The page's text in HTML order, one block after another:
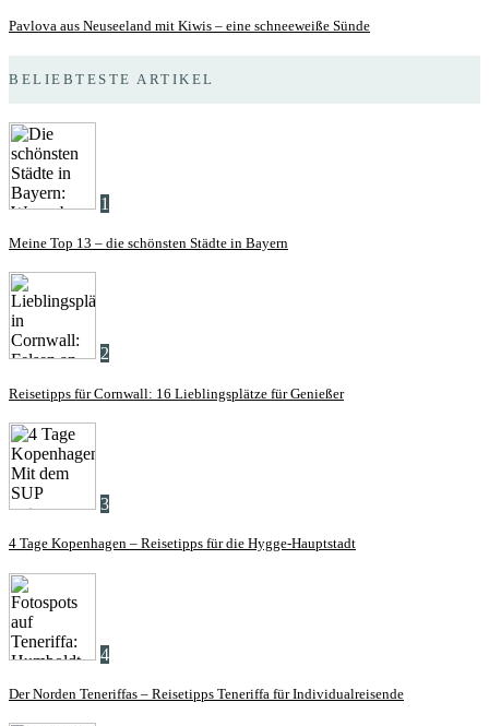
Pavlova aus Neuseeland mit Kiwis – eine schneeweiße Sünde
BELIEBTESTE ARTIKEL
1
Meine Top 13 – die schönsten Städte in Bayern
2
Reisetipps für Cornwall: 16 Lieblingsplätze für Genießer
3
4 Tage Kopenhagen – Reisetipps für die Hygge-Hauptstadt
4
Der Norden Teneriffas – Reisetipps Teneriffa für Individualreisende